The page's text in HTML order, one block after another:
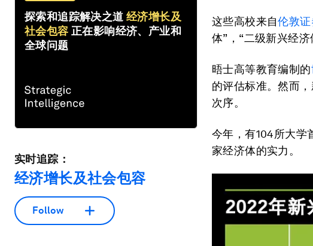
探索和追踪解决之道 经济增长及
社会包容 正在影响经济、产业和
全球问题
实时追踪：
经济增长及社会包容
Follow
这些高校来自伦敦
体”，“二级新兴经济
晤士高等教育编制的
的评估标准。然而
次序。
今年，有104所大学
家经济体的实力。